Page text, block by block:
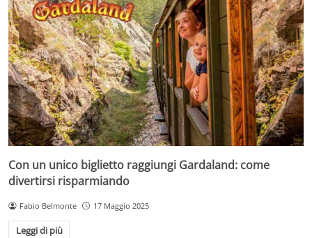
Con un unico biglietto raggiungi Gardaland: come
divertirsi risparmiando
Fabio Belmonte 17 Maggio 2025
Leggi di più